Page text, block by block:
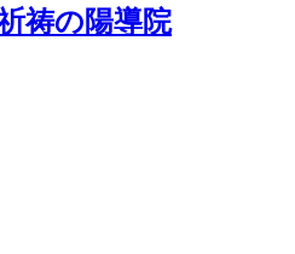
祷の陽導院